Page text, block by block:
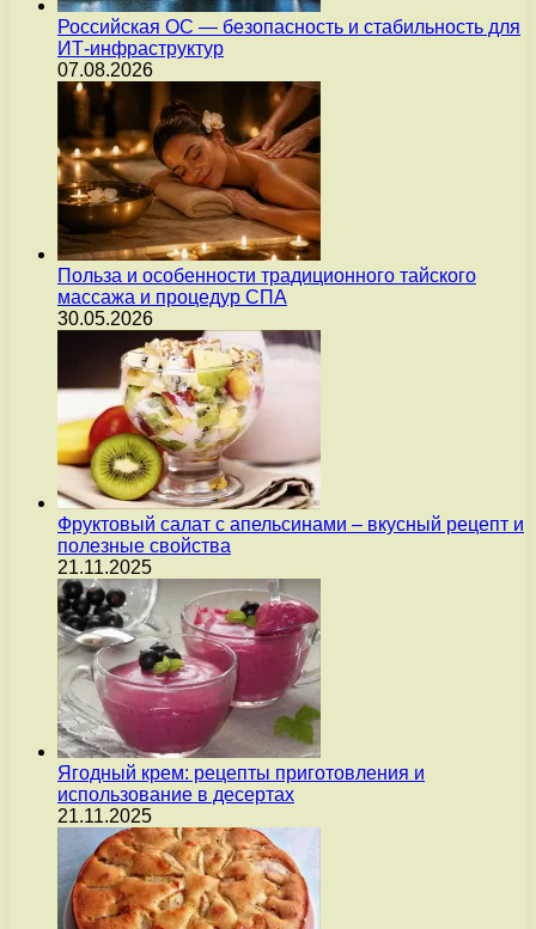
Российская ОС — безопасность и стабильность для
ИТ-инфраструктур
07.08.2026
Польза и особенности традиционного тайского
массажа и процедур СПА
30.05.2026
Фруктовый салат с апельсинами – вкусный рецепт и
полезные свойства
21.11.2025
Ягодный крем: рецепты приготовления и
использование в десертах
21.11.2025